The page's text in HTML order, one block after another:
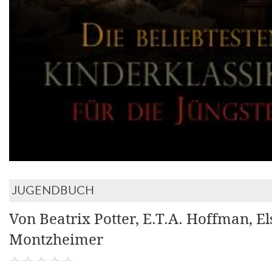
JUGENDBUCH
Von Beatrix Potter, E.T.A. Hoffman,
Montzheimer